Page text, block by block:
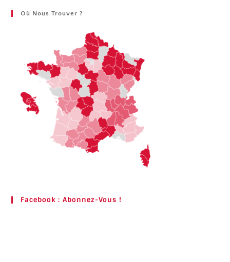
Où Nous Trouver ?
Facebook : Abonnez-Vous !